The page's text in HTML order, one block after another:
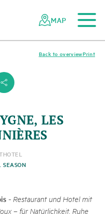
MAP
s
Print
Back to overview
LES
HOTEL
SEASON
- Restaurant und Hotel mit
– für Natürlichkeit, Ruhe